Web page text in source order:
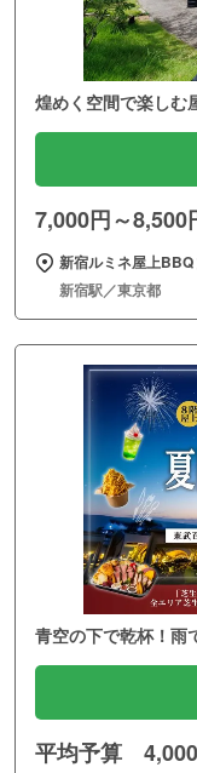
煌めく空間で楽しむ
7,000円～8,500
新宿ルミネ屋上
新宿駅／東京都
青空の下で乾杯！雨
平均予算